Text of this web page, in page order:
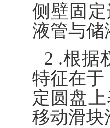
侧壁固
液管与储
2 .根据
特征在于
定圆盘
移动滑块